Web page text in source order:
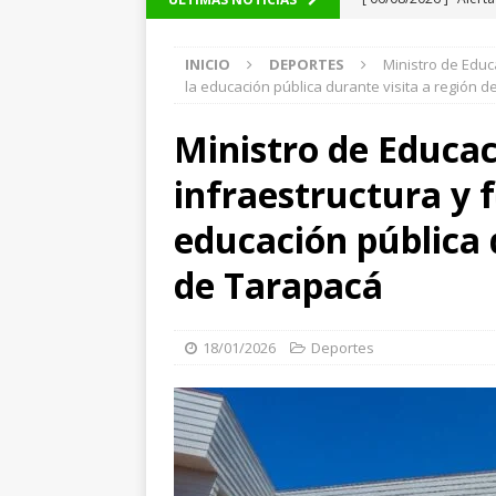
[ 06/08/2026 ]
[ 05/08/2026 ]
superintendencias
[ 05/08/2026 ]
Organizado y el
[ 05/08/2026 ]
rebaja la relación
INICIO DEPORTES
Ministro de
la educación pública durante visita a región
Ministro de
infraestructura y
educación
de Tarapacá
18/01/2026 Deportes